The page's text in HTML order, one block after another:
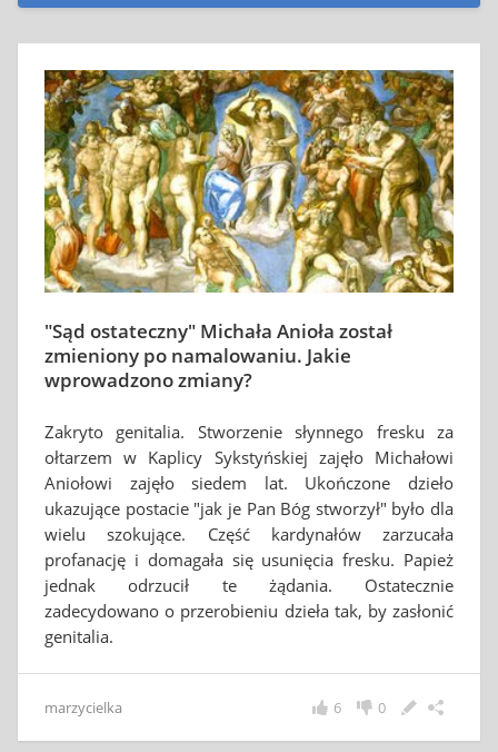
"Sąd ostateczny" Michała Anioła został
zmieniony po namalowaniu. Jakie
wprowadzono zmiany?
Zakryto genitalia. Stworzenie słynnego fresku za
ołtarzem w Kaplicy Sykstyńskiej zajęło Michałowi
Aniołowi zajęło siedem lat. Ukończone dzieło
ukazujące postacie "jak je Pan Bóg stworzył" było dla
wielu szokujące. Część kardynałów zarzucała
profanację i domagała się usunięcia fresku. Papież
jednak odrzucił te żądania. Ostatecznie
zadecydowano o przerobieniu dzieła tak, by zasłonić
genitalia.
marzycielka 0
6